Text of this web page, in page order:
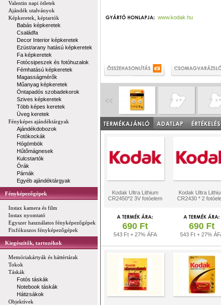
Valentin napi ötletek
Ajándék utalványok
Képkeretek, képtartók
Babás képkeretek
Családfa
Decor Interior képkeretek
Ezüst/arany hatású képkeretek
Fa képkeretek
Fotócsipeszek és fotóhuzalok
Fémhatású képkeretek
Magasságmérők
Műanyag képkeretek
Öntapadós szobadekorok
Szives képkeretek
Több képes keretek
Üveg keretek
Fényképes ajándéktárgyak
Ajándékdobozok
Fotókockák
Hógömbök
Hűtőmágnesek
Kulcstartók
Órák
Párnák
Egyéb ajándéktárgyak
Fényképezőgépek
Instax kamera és film
Instax nyomtató
Egyszer használatos fényképezőgépek
Fixfókuszos fényképezőgépek
Kiegészítők, tartozékok
Memóriakártyák és háttértárak
Tokok
Táskák
Fotós táskák
Notebook táskák
Hátizsákok
Objektívek
www.kodak.hu
Kodak Ultra Lithium
CR2450*2 3V fotóelem
Kodak Ultra
CR2430 * 2
690 Ft
543 Ft + 27% ÁFA
690 Ft
543 Ft + 27%